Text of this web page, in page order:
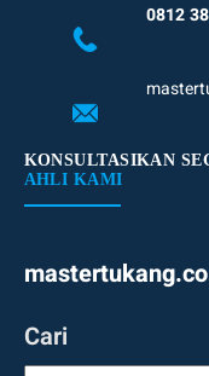
0812
KONSULTASIKAN
AHLI KAMI
Cari